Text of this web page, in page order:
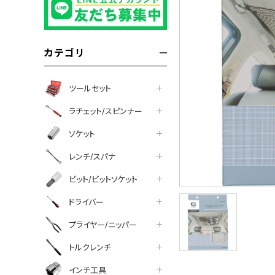
カテゴリ
ツールセット
ラチェット/スピンナー
ソケット
レンチ/スパナ
ビット/ビットソケット
ドライバー
プライヤー/ニッパー
トルクレンチ
インチ工具